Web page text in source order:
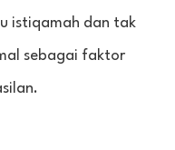
istiqamah dan tak
sebagai faktor